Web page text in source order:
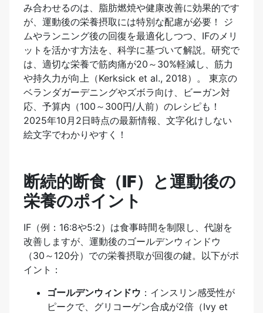
み合わせるのは、脂肪燃焼や健康改善に効果的です
が、運動後の栄養摂取には特別な配慮が必要！ ジ
ムやランニング後の回復を最適化しつつ、IFのメリ
ットを活かす方法を、科学に基づいて解説。研究で
は、適切な栄養で筋肉痛が20～30%軽減し、筋力
や持久力が向上（Kerksick et al., 2018）。 東京の
ベランダガーデニングやズボラ向け、ビーガン対
応、予算内（100～300円/人前）のレシピも！
2025年10月2日時点の最新情報、文字化けしない
絵文字でわかりやすく！
断続的断食（IF）と運動後の
栄養のポイント
IF（例：16:8や5:2）は食事時間を制限し、代謝を
改善しますが、運動後のゴールデンウィンドウ
（30～120分）での栄養摂取が回復の鍵。以下がポ
イント：
ゴールデンウィンドウ ：インスリン感受性が
ピークで、グリコーゲン合成が2倍（Ivy et